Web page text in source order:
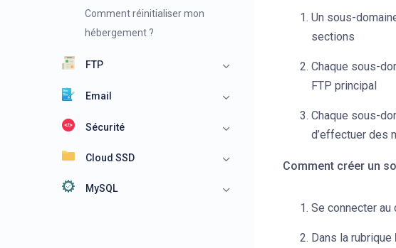
Comment réinitialiser mon
hébergement ?
FTP
Email
Sécurité
Cloud SSD
MySQL
Un sous-
sections
Chaque sous-
FTP principal
Chaque sous-
d’effectuer des
Comment créer un
Se connecter au
Dans la rubrique